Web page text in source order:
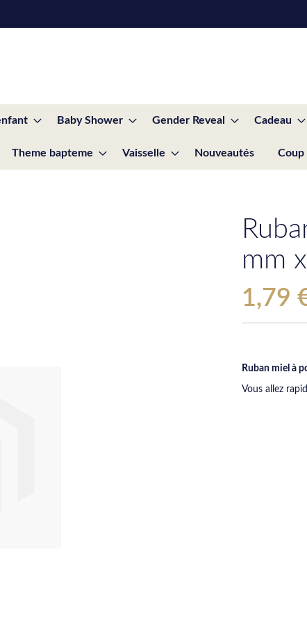
Baby Shower Gender Reveal Cadeau
Theme bapteme Vaisselle Nouveautés Coup
mm
1,79
Ruban miel à
Vous allez